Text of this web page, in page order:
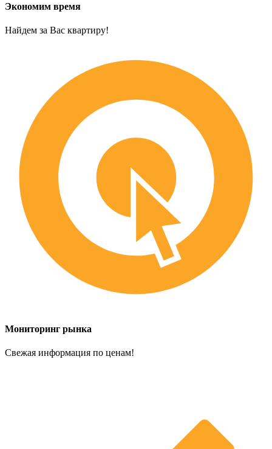
Экономим время
Найдем за Вас квартиру!
Мониторинг рынка
Свежая информация по ценам!